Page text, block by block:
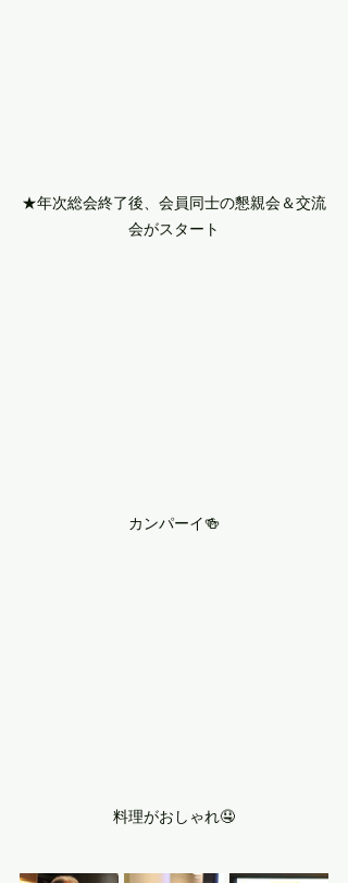
★年次総会終了後、会員同士の懇親会＆交流
会がスタート
カンパーイ🍻
料理がおしゃれ🤤